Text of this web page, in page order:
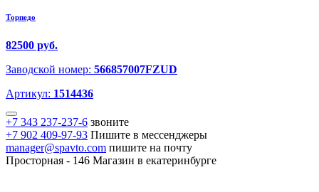
Торпедо
82500 руб.
Заводской номер: 566857007FZUD
Артикул: 1514436
+7 343 237-237-6 звоните
+7 902 409-97-93 Пишите в мессенджеры
manager@spavto.com пишите на почту
Просторная - 146 Магазин в екатеринбурге